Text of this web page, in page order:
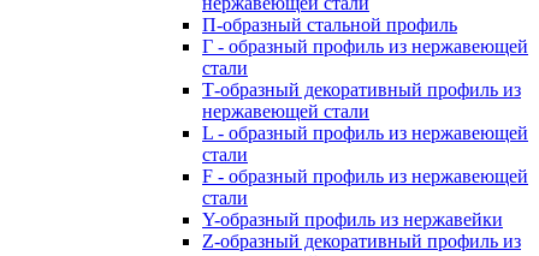
П-образный стальной профиль
Г - образный профиль из нержавеющей
стали
Т-образный декоративный профиль из
нержавеющей стали
L - образный профиль из нержавеющей
стали
F - образный профиль из нержавеющей
стали
Y-образный профиль из нержавейки
Z-образный декоративный профиль из